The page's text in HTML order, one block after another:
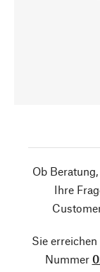
Ob
Ihre
Sie
Nummer